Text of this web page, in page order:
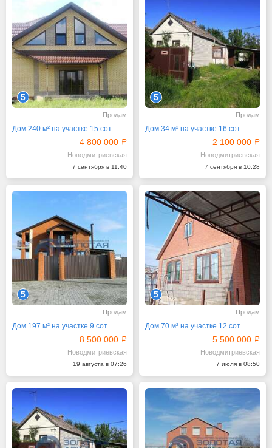
5
Продам
Дом 240 м² на участке 15 сот.
4 800 000
Новодмитриевская
7 сентября в 11:40
5
Продам
Дом 34 м² на участке 16 сот.
2 100 000
Новодмитриевская
7 сентября в 10:28
5
Продам
Дом 197 м² на участке 9 сот.
8 500 000
Новодмитриевская
19 августа в 07:26
5
Продам
Дом 70 м² на участке 12 сот.
5 500 000
Новодмитриевская
7 июля в 08:50